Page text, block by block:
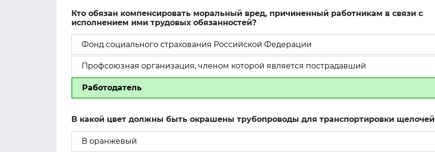
Кто обязан компенсировать моральный вред, причиненный работникам в связи с
исполнением ими трудовых обязанностей?
Фонд социального страхования Российской Федерации
Профсоюзная организация, членом которой является пострадавший
Работодатель
В какой цвет должны быть окрашены трубопроводы для транспортировки
В оранжевый